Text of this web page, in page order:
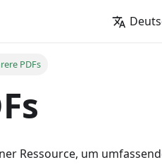
PDFs
Ressource, um